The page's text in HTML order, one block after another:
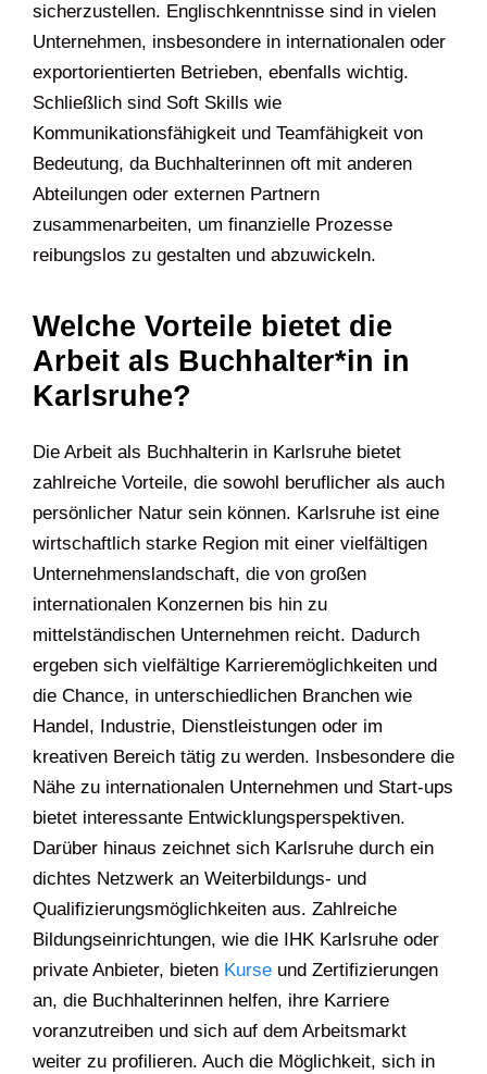
sicherzustellen. Englischkenntnisse sind in vielen
Unternehmen, insbesondere in internationalen oder
exportorientierten Betrieben, ebenfalls wichtig.
Schließlich sind Soft Skills wie
Kommunikationsfähigkeit und Teamfähigkeit von
Bedeutung, da Buchhalterinnen oft mit anderen
Abteilungen oder externen Partnern
zusammenarbeiten, um finanzielle Prozesse
reibungslos zu gestalten und abzuwickeln.
Welche Vorteile bietet die
Arbeit als Buchhalter*in in
Karlsruhe?
Die Arbeit als Buchhalterin in Karlsruhe bietet
zahlreiche Vorteile, die sowohl beruflicher als auch
persönlicher Natur sein können. Karlsruhe ist eine
wirtschaftlich starke Region mit einer vielfältigen
Unternehmenslandschaft, die von großen
internationalen Konzernen bis hin zu
mittelständischen Unternehmen reicht. Dadurch
ergeben sich vielfältige Karrieremöglichkeiten und
die Chance, in unterschiedlichen Branchen wie
Handel, Industrie, Dienstleistungen oder im
kreativen Bereich tätig zu werden. Insbesondere die
Nähe zu internationalen Unternehmen und Start-ups
bietet interessante Entwicklungsperspektiven.
Darüber hinaus zeichnet sich Karlsruhe durch ein
dichtes Netzwerk an Weiterbildungs- und
Qualifizierungsmöglichkeiten aus. Zahlreiche
Bildungseinrichtungen, wie die IHK Karlsruhe oder
private Anbieter, bieten Kurse und Zertifizierungen
an, die Buchhalterinnen helfen, ihre Karriere
voranzutreiben und sich auf dem Arbeitsmarkt
weiter zu profilieren. Auch die Möglichkeit, sich in